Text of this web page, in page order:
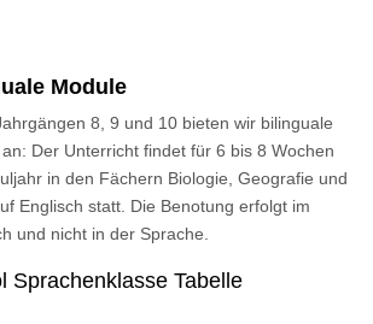
Module
8, 9 und 10 bieten wir bilinguale
Der Unterricht findet für 6 bis 8 Wochen
in den Fächern Biologie, Geografie und
Englisch statt. Die Benotung erfolgt im
und nicht in der Sprache.